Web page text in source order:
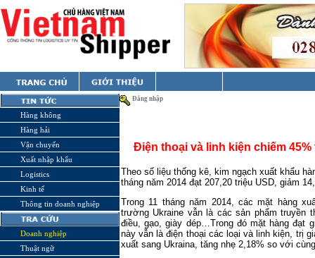
Hàng không
Hàng hải
Vận chuyển
Xuất nhập khẩu
Logistics
Kinh tế
Thông tin doanh nghiệp
Doanh nghiệp
Thuật ngữ
Đăng nhập
Điện thoại và linh kiện chiếm
Theo số liệu thống kê, kim ngạch xuất khẩu
tháng năm 2014 đạt 207,20 triệu USD, giảm
Trong 11 tháng năm 2014, các mặt hàng
trường Ukraine vẫn là các sản phẩm truyền
điều, gạo, giày dép…Trong đó mặt hàng đạt
này vẫn là điện thoại các loại và linh kiện, trị
xuất sang Ukraina, tăng nhẹ 2,18% so với